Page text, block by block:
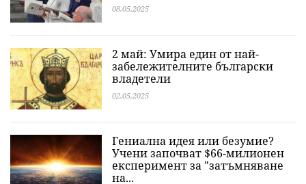
08.05.2025
2 май: Умира един от най-
забележителните български
владетели
02.05.2025
Гениална идея или безумие?
Учени започват $66-милионен
експеримент за "затъмняване
на...